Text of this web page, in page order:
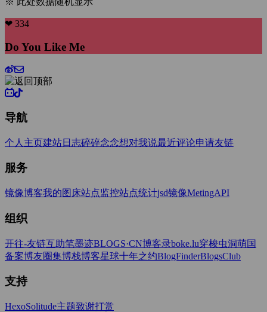
❤ 334
Do You Like Me
导航
个人主页建站日志碎碎念念想对我说最近评论申请友链
服务
镜像博客我的图床站点监控站点统计jsd镜像MetingAPI
组织
开往-友链互助笔墨迹BLOGS·CN博客录boke.lu穿梭虫洞萌国
备案博友圈集博栈博客星球十年之约BlogFinderBlogsClub
支持
HexoSolitude主题致谢打赏